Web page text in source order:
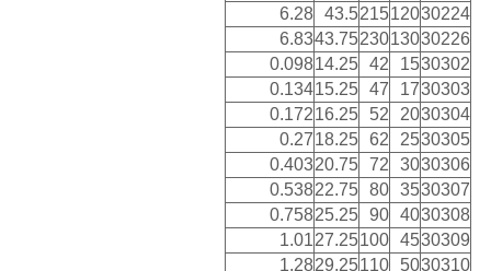
30224
120
215
43.5
6.28
30226
130
230
43.75
6.83
30302
15
42
14.25
0.098
30303
17
47
15.25
0.134
30304
20
52
16.25
0.172
30305
25
62
18.25
0.27
30306
30
72
20.75
0.403
30307
35
80
22.75
0.538
30308
40
90
25.25
0.758
30309
45
100
27.25
1.01
30310
50
110
29.25
1.28